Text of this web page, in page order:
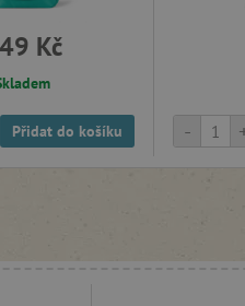
Kč
Přidat do košíku -